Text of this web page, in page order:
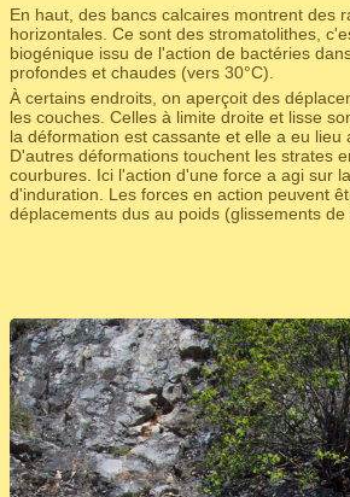
En haut, des bancs calcaires montrent des
horizontales. Ce sont des stromatolithes,
biogénique issu de l'action de bactéries
profondes et chaudes (vers 30°C).
À certains endroits, on aperçoit des
les couches. Celles à limite droite et lisse
la déformation est cassante et elle a eu lieu
D'autres déformations touchent les strates
courbures. Ici l'action d'une force a agi sur
d'induration. Les forces en action peuvent
déplacements dus au poids (glissements de